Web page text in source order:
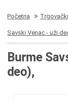
Početna
Savski Venac - uži
Burme
deo),